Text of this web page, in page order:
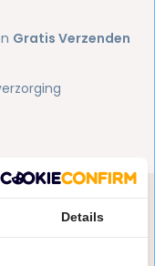
Gratis Verzenden
product?
Spreek ons aan
mail.
Details